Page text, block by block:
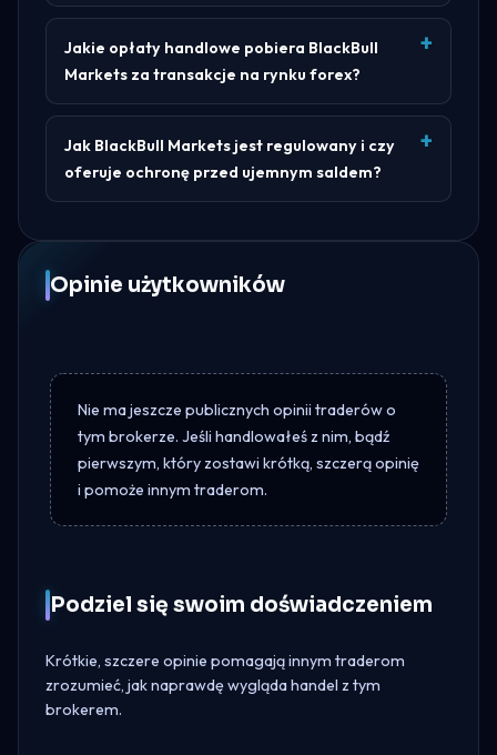
Jakie opłaty handlowe pobiera BlackBull
Markets za transakcje na rynku forex?
Jak BlackBull Markets jest regulowany i czy
oferuje ochronę przed ujemnym saldem?
Opinie użytkowników
Nie ma jeszcze publicznych opinii traderów o
tym brokerze. Jeśli handlowałeś z nim, bądź
pierwszym, który zostawi krótką, szczerą opinię
i pomoże innym traderom.
Podziel się swoim doświadczeniem
Krótkie, szczere opinie pomagają innym traderom
zrozumieć, jak naprawdę wygląda handel z tym
brokerem.